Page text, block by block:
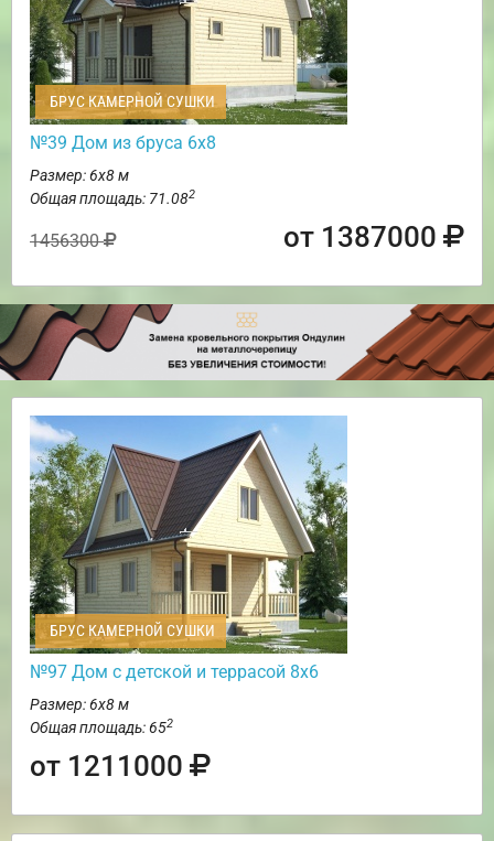
БРУС КАМЕРНОЙ СУШКИ
№39 Дом из бруса 6х8
Размер: 6х8 м
Общая площадь: 71.082
1456300 от 1387000
БРУС КАМЕРНОЙ СУШКИ
№97 Дом с детской и террасой 8х6
Размер: 6х8 м
Общая площадь: 652
от 1211000